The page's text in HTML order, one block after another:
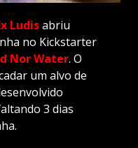
Ludisabriu
no Kickstarter
Nor Water. O
um alvo de
3 dias